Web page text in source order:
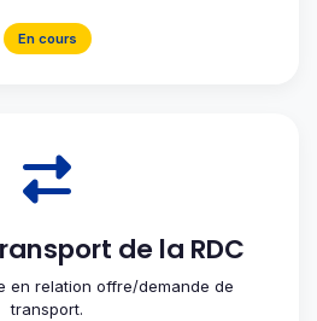
En cours
de la RDC
en relation offre/demande de
transport.